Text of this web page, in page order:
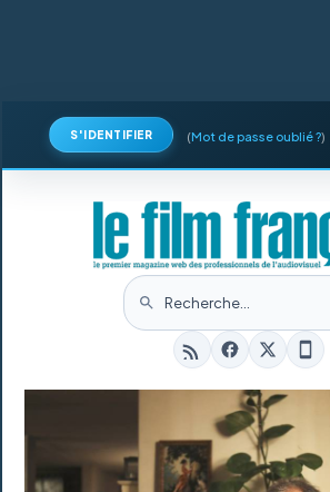
S'IDENTIFIER (Mot de passe oublié ?)